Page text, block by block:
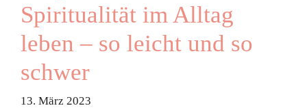
Spiritualität im Alltag
leben – so leicht und so
schwer
13. März 2023